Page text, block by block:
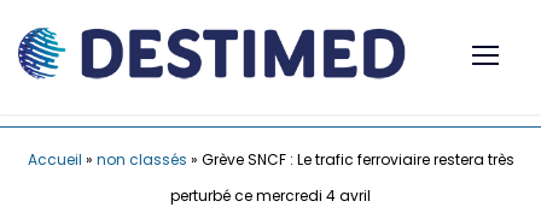
Accueil » non classés » Grève SNCF : Le trafic ferroviaire restera très
perturbé ce mercredi 4 avril